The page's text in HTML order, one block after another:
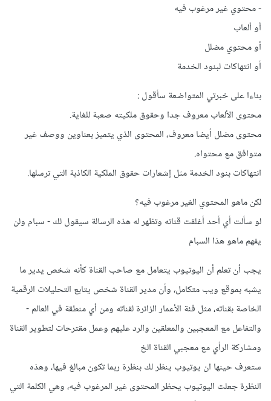
- محتوي غير مرغوب فيه
أو ألعاب
أو محتوي مضلل
أو انتهاكات لبنود الخدمة
بناءا على خبرتي المتواضعة سأقول :
محتوى الألعاب معروف جدا وحقوق ملكيته صعبة للغاية.
محتوى مضلل أيضا معروف، المحتوى الذي يتميز بعناوين ووصف غير
متوافق مع محتواه.
انتهاكات بنود الخدمة مثل إشعارات حقوق الملكية الكاذبة التي ترسلها.
لكن ماهو المحتوي الغير مرغوب فيه؟
لو سألت أي أحد أغلقت قناته وتظهر له هذه الرسالة سيقول لك - سبام ولن
يفهم ماهو هذا السبام
يجب أن تعلم أن اليوتيوب يتعامل مع صاحب القناة كأنه شخص يدير ما
يشبه بموقع ويب متكامل، وأن مدير القناة شخص يتابع التحليلات الرقمية
الخاصة بقناته، مثل فئة الأعمار الزائرة لقناته ومن أي منطقة في العالم -
والتفاعل مع المعجبين والمعلقين والرد عليهم وعمل مقترحات لتطوير القناة
ومشاركة الرأي مع معجبي القناة الخ
ستعرف حينها ان يوتيوب ينظر لك بنظرة ربما تكون مبالغ فيها، وهذه
النظرة جعلت اليوتيوب يحظر المحتوى غير المرغوب فيه، وهي الكلمة التي